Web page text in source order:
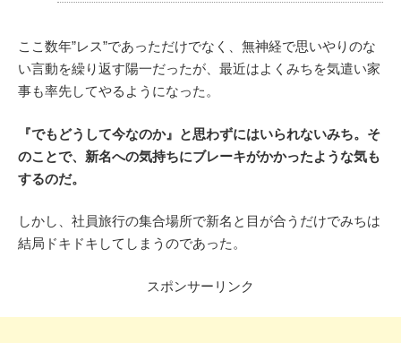
ここ数年”レス”であっただけでなく、無神経で思いやりのな
い言動を繰り返す陽一だったが、最近はよくみちを気遣い家
事も率先してやるようになった。
『でもどうして今なのか』と思わずにはいられないみち。そ
のことで、新名への気持ちにブレーキがかかったような気も
するのだ。
しかし、社員旅行の集合場所で新名と目が合うだけでみちは
結局ドキドキしてしまうのであった。
スポンサーリンク